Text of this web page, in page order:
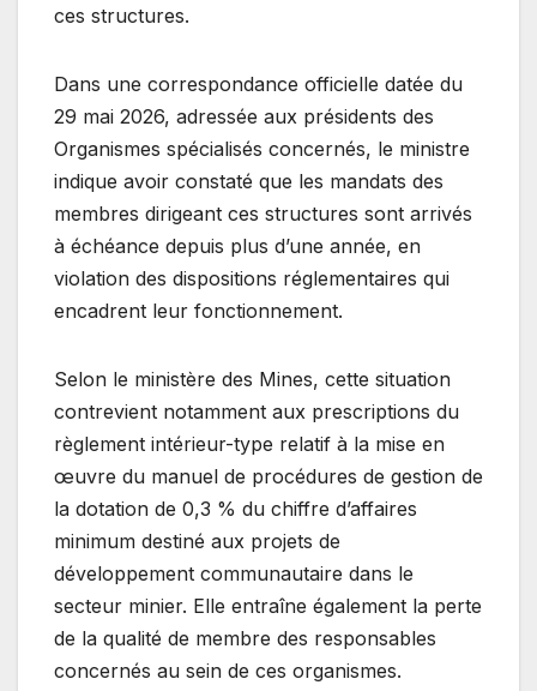
ces structures.
Dans une correspondance officielle datée du
29 mai 2026, adressée aux présidents des
Organismes spécialisés concernés, le ministre
indique avoir constaté que les mandats des
membres dirigeant ces structures sont arrivés
à échéance depuis plus d’une année, en
violation des dispositions réglementaires qui
encadrent leur fonctionnement.
Selon le ministère des Mines, cette situation
contrevient notamment aux prescriptions du
règlement intérieur-type relatif à la mise en
œuvre du manuel de procédures de gestion de
la dotation de 0,3 % du chiffre d’affaires
minimum destiné aux projets de
développement communautaire dans le
secteur minier. Elle entraîne également la perte
de la qualité de membre des responsables
concernés au sein de ces organismes.